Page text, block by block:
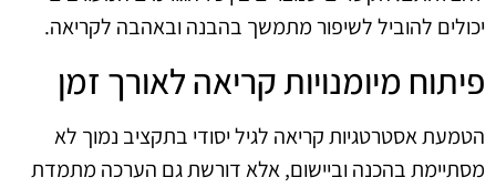
יכולים להוביל לשיפור מתמשך בהבנה ובאהבה לקריאה.
פיתוח מיומנויות קריאה לאורך זמן
הטמעת אסטרטגיות קריאה לגיל יסודי בתקציב נמוך לא
מסתיימת בהכנה וביישום, אלא דורשת גם הערכה מתמדת